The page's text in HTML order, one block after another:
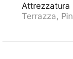
richiesta,
Parcheggio CHF
Attrezzatura
Terrazza,